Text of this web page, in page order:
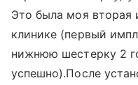
Это была моя вторая
клинике (первый
нижнюю шестерку 2
успешно).После